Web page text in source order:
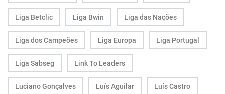
Liga Betclic Liga Bwin Liga das Nações
Liga dos Campeões Liga Europa Liga Portugal
Liga Sabseg Link To Leaders
Luciano Gonçalves Luís Aguilar Luís Castro